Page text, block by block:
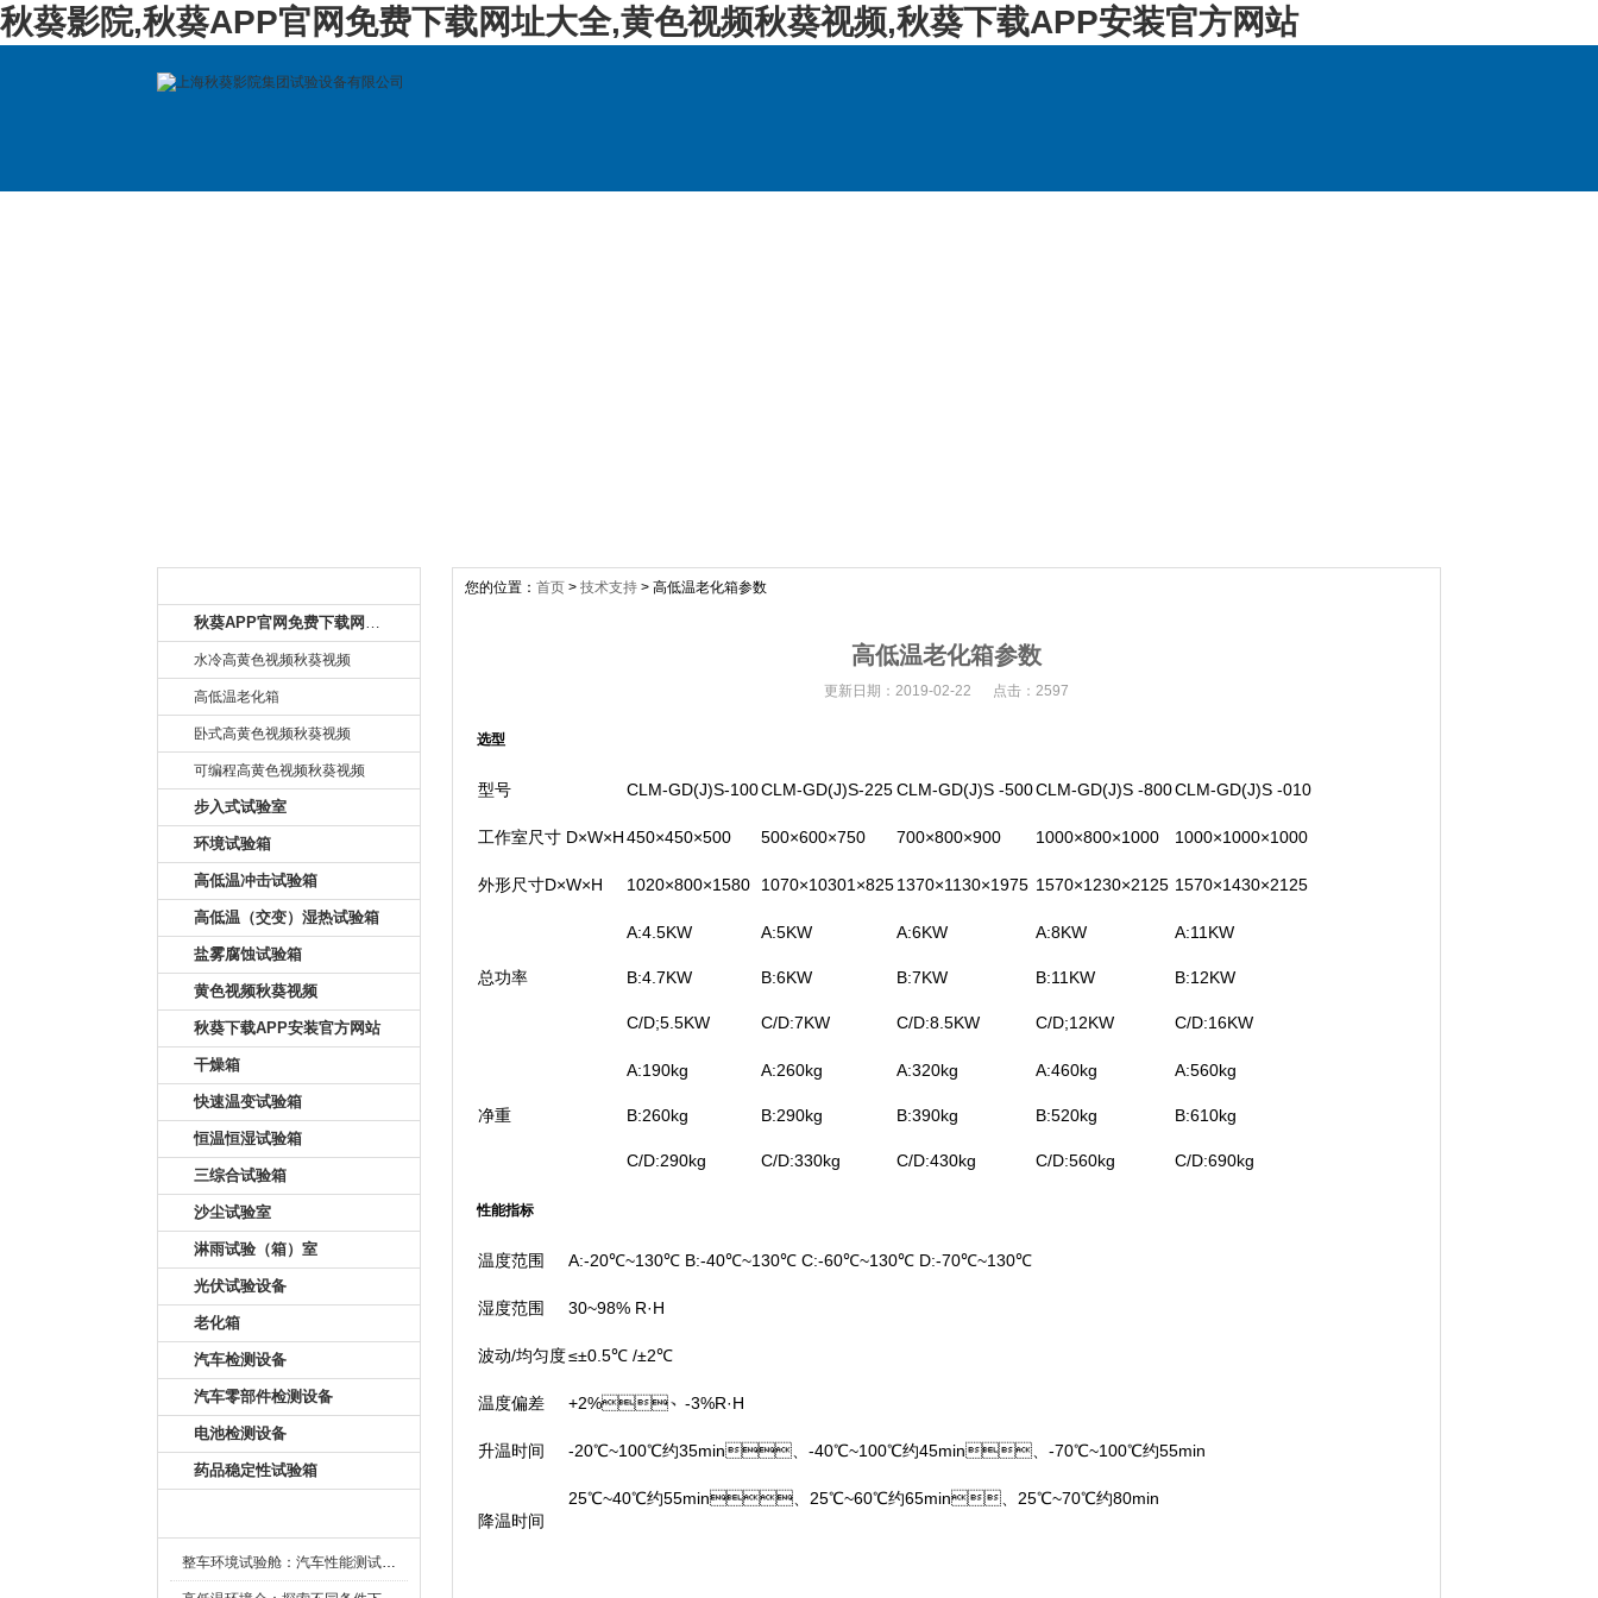
秋葵影院,秋葵APP官网免费下载网址大全,黄色视频秋葵视频,秋葵下载APP安装官方网站
秋葵APP官网免费下载网址大全
水冷高黄色视频秋葵视频
高低温老化箱
卧式高黄色视频秋葵视频
可编程高黄色视频秋葵视频
步入式试验室
环境试验箱
高低温冲击试验箱
高低温（交变）湿热试验箱
盐雾腐蚀试验箱
黄色视频秋葵视频
秋葵下载APP安装官方网站
干燥箱
快速温变试验箱
恒温恒湿试验箱
三综合试验箱
沙尘试验室
淋雨试验（箱）室
光伏试验设备
老化箱
汽车检测设备
汽车零部件检测设备
电池检测设备
药品稳定性试验箱
整车环境试验舱：汽车性能测试的设备
您的位置： 首页 > 技术支持 > 高低温老化箱参数
高低温老化箱参数
更新日期：2019-02-22 点击：2597
选型
型号 CLM-GD(J)S-100CLM-GD(J)S-225CLM-GD(J)S -500CLM-GD(J)S -800CLM-GD(J)S -010
工作室尺寸 D×W×H450×450×500 500×600×750 700×800×900 1000×800×1000 1000×1000×1000
外形尺寸D×W×H 1020×800×1580 1070×10301×8251370×1130×1975 1570×1230×2125 1570×1430×2125
总功率
A:4.5KW
B:4.7KW
C/D;5.5KW
A:5KW
B:6KW
C/D:7KW
A:6KW
B:7KW
C/D:8.5KW
A:8KW
B:11KW
C/D;12KW
A:11KW
B:12KW
C/D:16KW
净重
A:190kg
B:260kg
C/D:290kg
A:260kg
B:290kg
C/D:330kg
A:320kg
B:390kg
C/D:430kg
A:460kg
B:520kg
C/D:560kg
A:560kg
B:610kg
C/D:690kg
性能指标
温度范围 A:-20℃~130℃ B:-40℃~130℃ C:-60℃~130℃ D:-70℃~130℃
湿度范围 30~98% R·H
波动/均匀度≤±0.5℃ /±2℃
温度偏差 +2%、-3%R·H
升温时间 -20℃~100℃约35min、-40℃~100℃约45min、-70℃~100℃约55min
降温时间
25℃~40℃约55min、25℃~60℃约65min、25℃~70℃约80min